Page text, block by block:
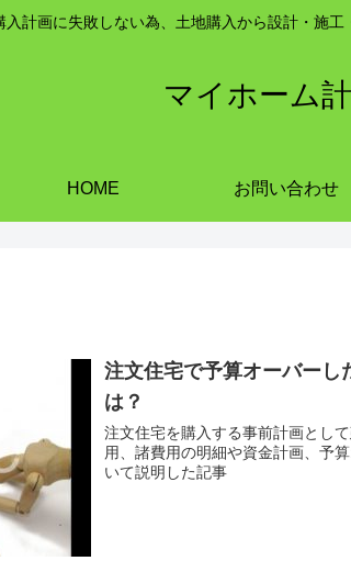
入計画に失敗しない為、土地購入から設計・施
マイホーム
HOME お問い合わせ
注文住宅で予算オーバーし
は？
注文住宅を購入する事前計画とし
用、諸費用の明細や資金計画、予
いて説明した記事